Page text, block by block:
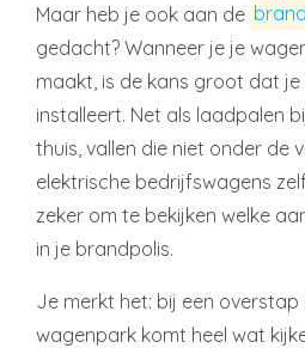
Maar heb je ook aan de
gedacht? Wanneer je je
maakt, is de kans groot dat
installeert. Net als laadpalen
thuis, vallen die niet onder de
elektrische bedrijfswagens
zeker om te bekijken welke
in je brandpolis.
Je merkt het: bij een
wagenpark komt heel wat